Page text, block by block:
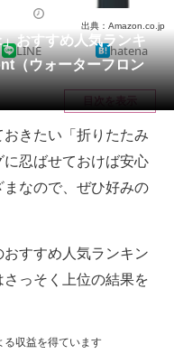
おすすめ人気ランキ
（ウォーターフロン
出典：Amazon.co.jp
LINE hatena
目次を表示
きたい「折りたたみ
忍ばせておけば安心
なので、ぜひ好みの
すすめ人気ランキン
っそく上位の結果を
収益を得ています